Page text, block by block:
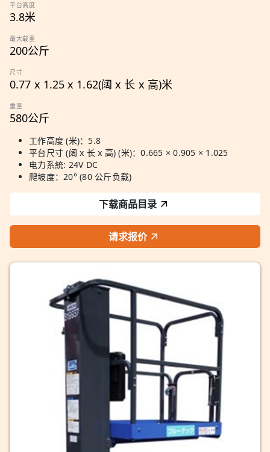
平台高度
3.8米
最大载重
200公斤
尺寸
0.77 x 1.25 x 1.62(阔 x 长 x 高)米
重量
580公斤
工作高度 (米)：5.8
平台尺寸 (阔 x 长 x 高) (米)：0.665 × 0.905 × 1.025
电力系統: 24V DC
爬坡度：20° (80 公斤负载)
下载商品目录
请求报价